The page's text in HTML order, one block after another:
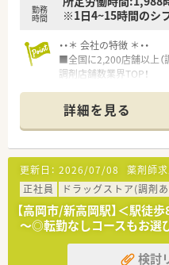
勤務
時間
※1日4~15時間のシ
・・＊ 会社の特徴 ＊・・
■全国に2,200店舗以上（
調剤店舗数業界TOP！
頑張り次第で高給与も可能
■経験や勤務コースによ
半スタートと業界TOP水準
■職種や職域に合わせ、
修を用意されています
■薬剤師が中心の会社だ
種多様に用意されていま
■店舗拡大に伴い、エリ
トのポジションも増えま
■在宅や教育等の専門性
とも可能です。
■その他にも、管理部門
詳細を見る
更新日： 2026/07/08 薬剤師求
正社員
ドラッグストア(調剤
【高岡市/新高岡駅】＜駅
～◎転勤なしコースもお選
検討